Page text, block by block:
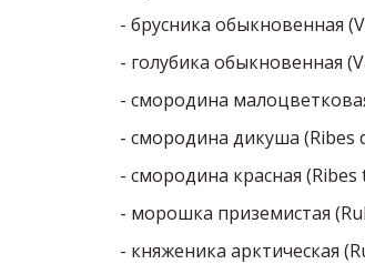
- брусника обыкновенная
- голубика обыкновенная
- смородина
- смородина дикуша (Ribes
- смородина красная (Ribes
- морошка приземистая
- княженика арктическая